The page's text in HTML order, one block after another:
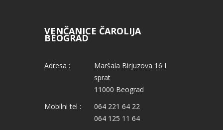
VENČANICE ČAROLIJA
BEOGRAD
Adresa :
Maršala Birjuzova 16 I
sprat
11000 Beograd
Mobilni tel :
064 221 64 22
064 125 11 64